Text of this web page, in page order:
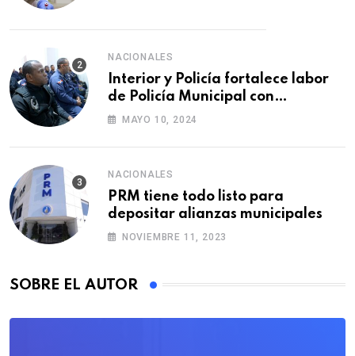
NACIONALES
Interior y Policía fortalece labor
de Policía Municipal con
formación de agentes
MAYO 10, 2024
NACIONALES
PRM tiene todo listo para
depositar alianzas municipales
NOVIEMBRE 11, 2023
SOBRE EL AUTOR